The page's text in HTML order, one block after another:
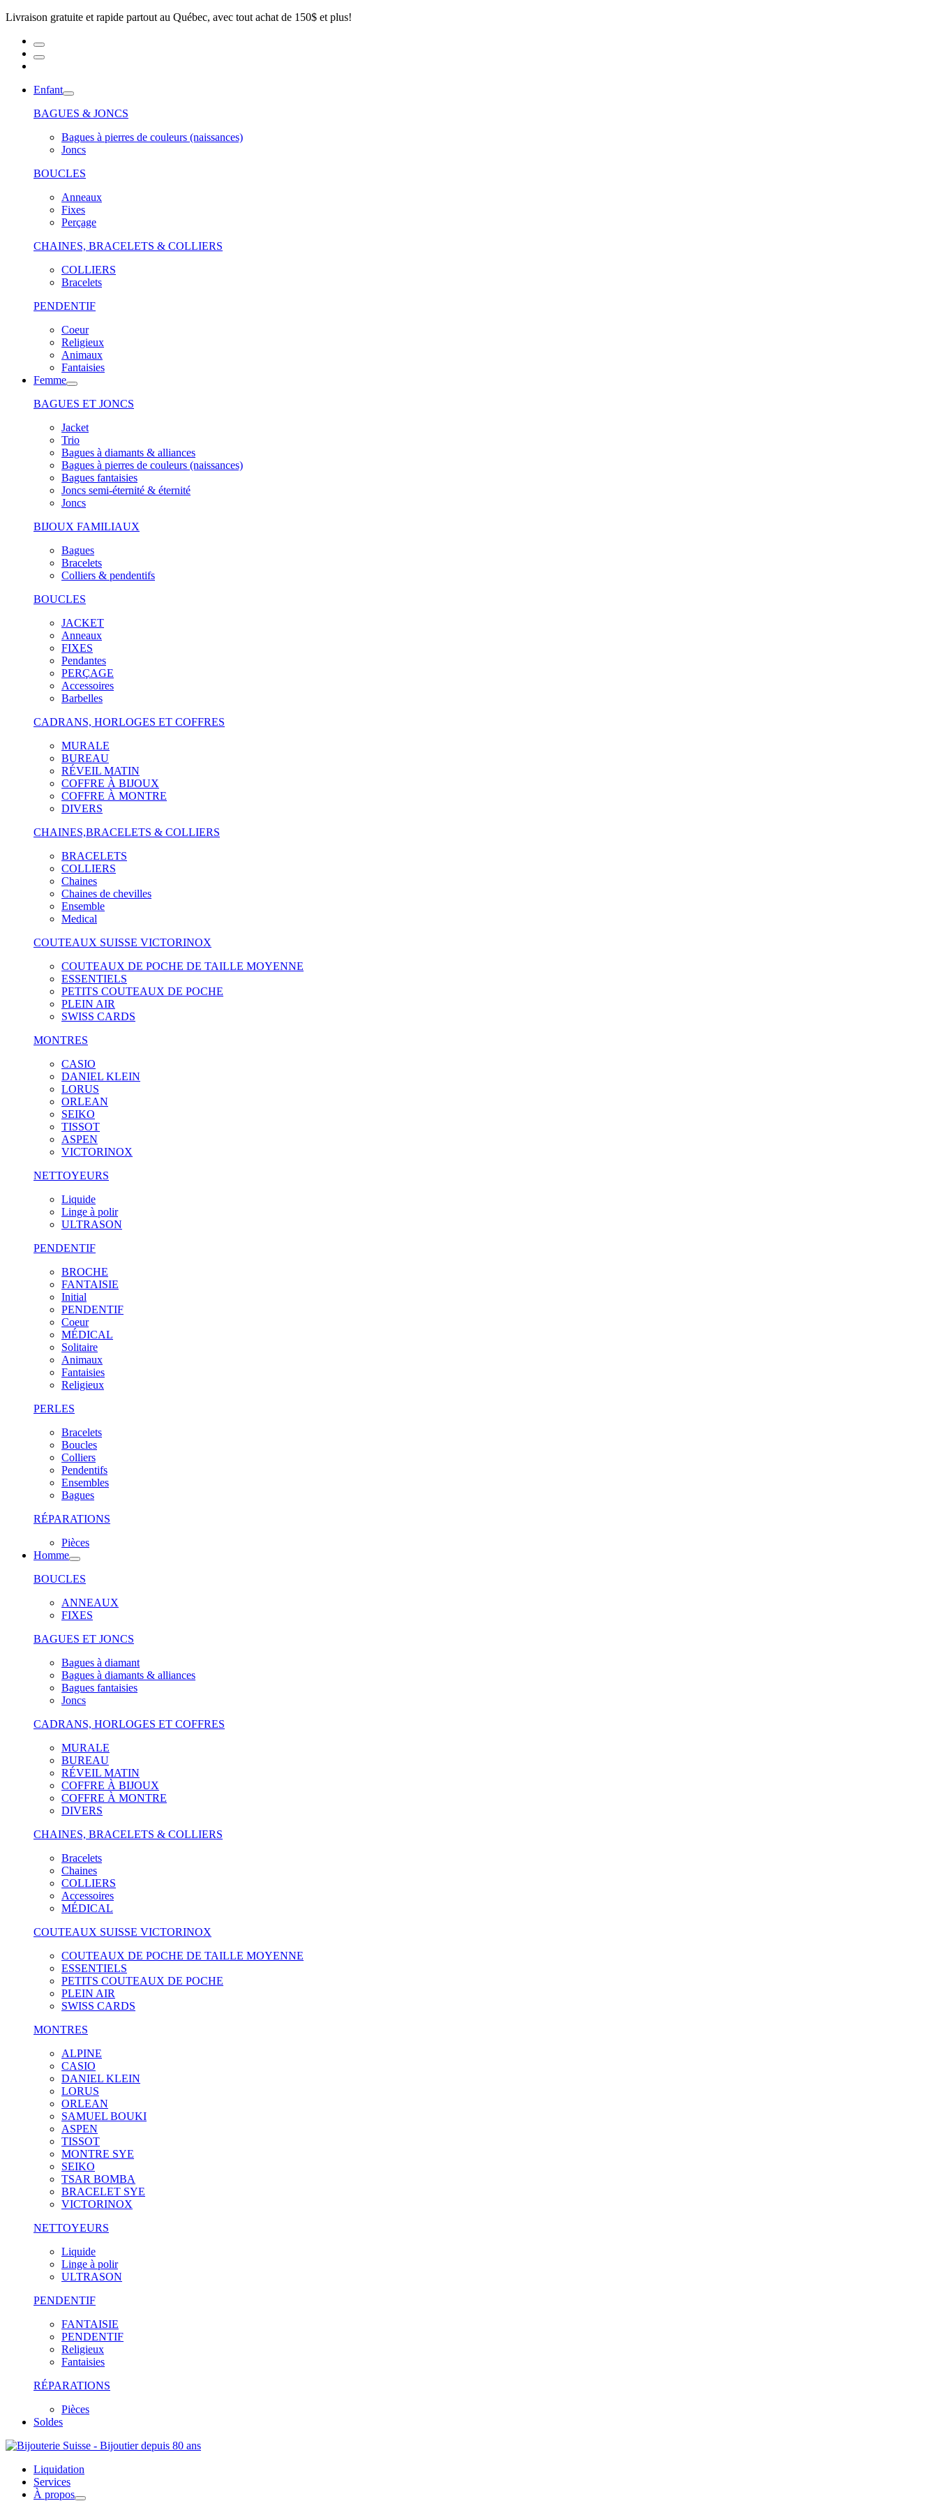
Livraison gratuite et rapide partout au Québec, avec tout achat de 150$ et plus!
Enfant
BAGUES & JONCS
Bagues à pierres de couleurs (naissances)
Joncs
BOUCLES
Anneaux
Fixes
Perçage
CHAINES, BRACELETS & COLLIERS
COLLIERS
Bracelets
PENDENTIF
Coeur
Religieux
Animaux
Fantaisies
Femme
BAGUES ET JONCS
Jacket
Trio
Bagues à diamants & alliances
Bagues à pierres de couleurs (naissances)
Bagues fantaisies
Joncs semi-éternité & éternité
Joncs
BIJOUX FAMILIAUX
Bagues
Bracelets
Colliers & pendentifs
BOUCLES
JACKET
Anneaux
FIXES
Pendantes
PERÇAGE
Accessoires
Barbelles
CADRANS, HORLOGES ET COFFRES
MURALE
BUREAU
RÉVEIL MATIN
COFFRE À BIJOUX
COFFRE À MONTRE
DIVERS
CHAINES,BRACELETS & COLLIERS
BRACELETS
COLLIERS
Chaines
Chaines de chevilles
Ensemble
Medical
COUTEAUX SUISSE VICTORINOX
COUTEAUX DE POCHE DE TAILLE MOYENNE
ESSENTIELS
PETITS COUTEAUX DE POCHE
PLEIN AIR
SWISS CARDS
MONTRES
CASIO
DANIEL KLEIN
LORUS
ORLEAN
SEIKO
TISSOT
ASPEN
VICTORINOX
NETTOYEURS
Liquide
Linge à polir
ULTRASON
PENDENTIF
BROCHE
FANTAISIE
Initial
PENDENTIF
Coeur
MÉDICAL
Solitaire
Animaux
Fantaisies
Religieux
PERLES
Bracelets
Boucles
Colliers
Pendentifs
Ensembles
Bagues
RÉPARATIONS
Pièces
Homme
BOUCLES
ANNEAUX
FIXES
BAGUES ET JONCS
Bagues à diamant
Bagues à diamants & alliances
Bagues fantaisies
Joncs
CADRANS, HORLOGES ET COFFRES
MURALE
BUREAU
RÉVEIL MATIN
COFFRE À BIJOUX
COFFRE À MONTRE
DIVERS
CHAINES, BRACELETS & COLLIERS
Bracelets
Chaines
COLLIERS
Accessoires
MÉDICAL
COUTEAUX SUISSE VICTORINOX
COUTEAUX DE POCHE DE TAILLE MOYENNE
ESSENTIELS
PETITS COUTEAUX DE POCHE
PLEIN AIR
SWISS CARDS
MONTRES
ALPINE
CASIO
DANIEL KLEIN
LORUS
ORLEAN
SAMUEL BOUKI
ASPEN
TISSOT
MONTRE SYE
SEIKO
TSAR BOMBA
BRACELET SYE
VICTORINOX
NETTOYEURS
Liquide
Linge à polir
ULTRASON
PENDENTIF
FANTAISIE
PENDENTIF
Religieux
Fantaisies
RÉPARATIONS
Pièces
Soldes
Liquidation
Services
À propos